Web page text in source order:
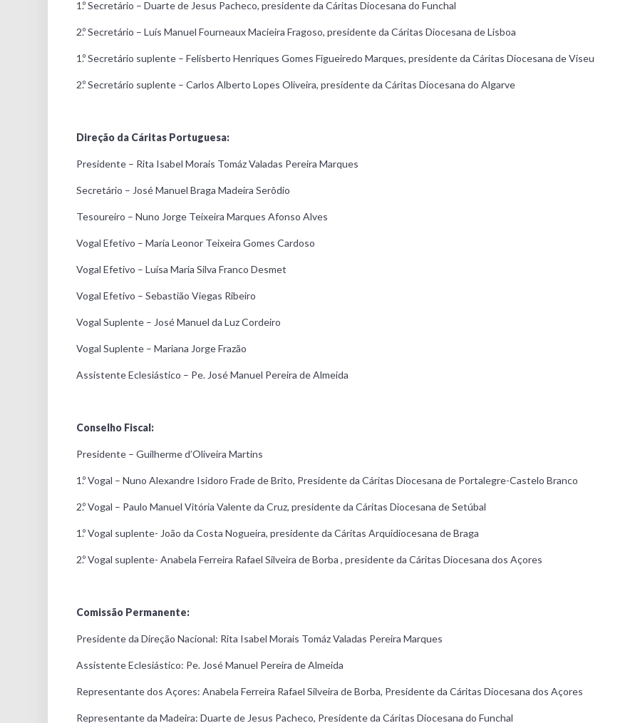
1.º Secretário – Duarte de Jesus Pacheco, presidente da Cáritas Diocesana do Funchal
2.º Secretário – Luís Manuel Fourneaux Macieira Fragoso, presidente da Cáritas Diocesana de Lisboa
1.º Secretário suplente – Felisberto Henriques Gomes Figueiredo Marques, presidente da Cáritas Diocesana de Viseu
2.º Secretário suplente – Carlos Alberto Lopes Oliveira, presidente da Cáritas Diocesana do Algarve
Direção da Cáritas Portuguesa:
Presidente – Rita Isabel Morais Tomáz Valadas Pereira Marques
Secretário – José Manuel Braga Madeira Serôdio
Tesoureiro – Nuno Jorge Teixeira Marques Afonso Alves
Vogal Efetivo – Maria Leonor Teixeira Gomes Cardoso
Vogal Efetivo – Luísa Maria Silva Franco Desmet
Vogal Efetivo – Sebastião Viegas Ribeiro
Vogal Suplente – José Manuel da Luz Cordeiro
Vogal Suplente – Mariana Jorge Frazão
Assistente Eclesiástico – Pe. José Manuel Pereira de Almeida
Conselho Fiscal:
Presidente – Guilherme d’Oliveira Martins
1.º Vogal – Nuno Alexandre Isidoro Frade de Brito, Presidente da Cáritas Diocesana de Portalegre-Castelo Branco
2.º Vogal – Paulo Manuel Vitória Valente da Cruz, presidente da Cáritas Diocesana de Setúbal
1.º Vogal suplente- João da Costa Nogueira, presidente da Cáritas Arquidiocesana de Braga
2.º Vogal suplente- Anabela Ferreira Rafael Silveira de Borba , presidente da Cáritas Diocesana dos Açores
Comissão Permanente:
Presidente da Direção Nacional: Rita Isabel Morais Tomáz Valadas Pereira Marques
Assistente Eclesiástico: Pe. José Manuel Pereira de Almeida
Representante dos Açores: Anabela Ferreira Rafael Silveira de Borba, Presidente da Cáritas Diocesana dos Açores
Representante da Madeira: Duarte de Jesus Pacheco, Presidente da Cáritas Diocesana do Funchal